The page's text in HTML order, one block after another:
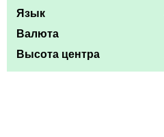
Язык
Валюта
Высота центра